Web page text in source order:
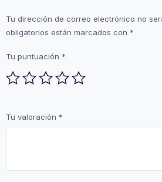
Tu dirección de correo electrónico no
obligatorios están marcados con *
Tu puntuación *
Tu valoración *